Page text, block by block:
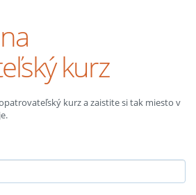
kurz
kurz a zaistite si tak miesto v